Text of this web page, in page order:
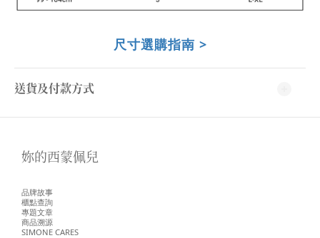
尺寸選購指南 >
送貨及付款方式
妳的西蒙佩兒
品牌故事
櫃點查詢
專題文章
商品溯源
SIMONE CARES